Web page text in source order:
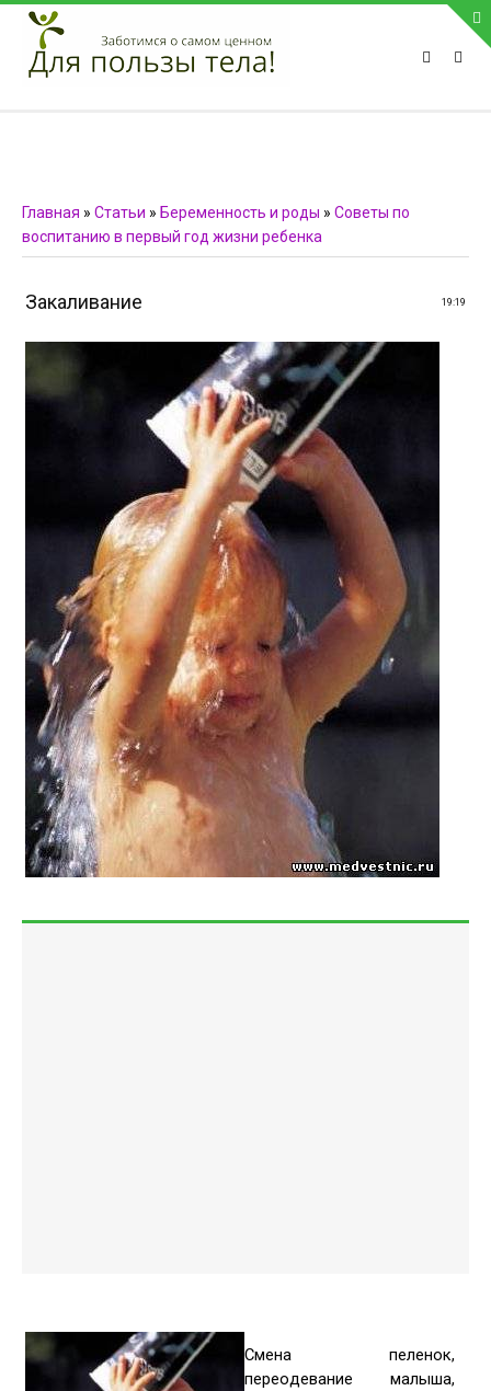
ПРИВЕТСТВУЕМ НА НАШЕМ САЙТЕ
Блок скоро обновится
СВЯЗЬ С АДМИНИСТРАЦИЕЙ САЙТА
Телефон:
E-mail:
admin@medvestnic.ru
Форма обратной связи
Главная » Статьи » Беременность и роды » Советы по
воспитанию в первый год жизни ребенка
19:19
Закаливание
Cмeна пeлeнoк,
пeрeoдeваниe малыша,